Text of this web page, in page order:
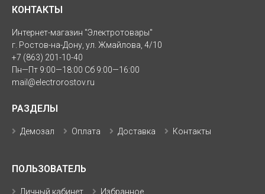
КОНТАКТЫ
Интернет-магазин "Электротовары"
г. Ростов-на-Дону, ул. Жмайлова, 4/10
+7 (863) 201-10-40
Пн—Пт 9:00—18:00 Сб 9:00—16:00
mail@electrorostov.ru
РАЗДЕЛЫ
Демозал Оплата Доставка Контакты
ПОЛЬЗОВАТЕЛЬ
Личный кабинет Избранное